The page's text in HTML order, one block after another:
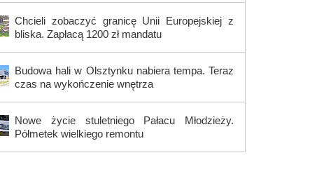
Chcieli zobaczyć granicę Unii Europejskiej z
bliska. Zapłacą 1200 zł mandatu
Budowa hali w Olsztynku nabiera tempa. Teraz
czas na wykończenie wnętrza
Nowe życie stuletniego Pałacu Młodzieży.
Półmetek wielkiego remontu